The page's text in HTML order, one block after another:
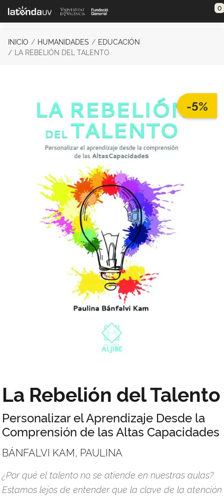
Saltar al contenido principal 0
INICIO HUMANIDADES
EDUCACIÓN
LA REBELIÓN DEL TALENTO
-5%
La Rebelión del Talento
Personalizar el Aprendizaje Desde la
Comprensión de las Altas Capacidades
BÁNFALVI KAM, PAULINA
¿Por qué el talento no se atiende en nuestras aulas?
Estamos lejos de entender que la clave de la atención